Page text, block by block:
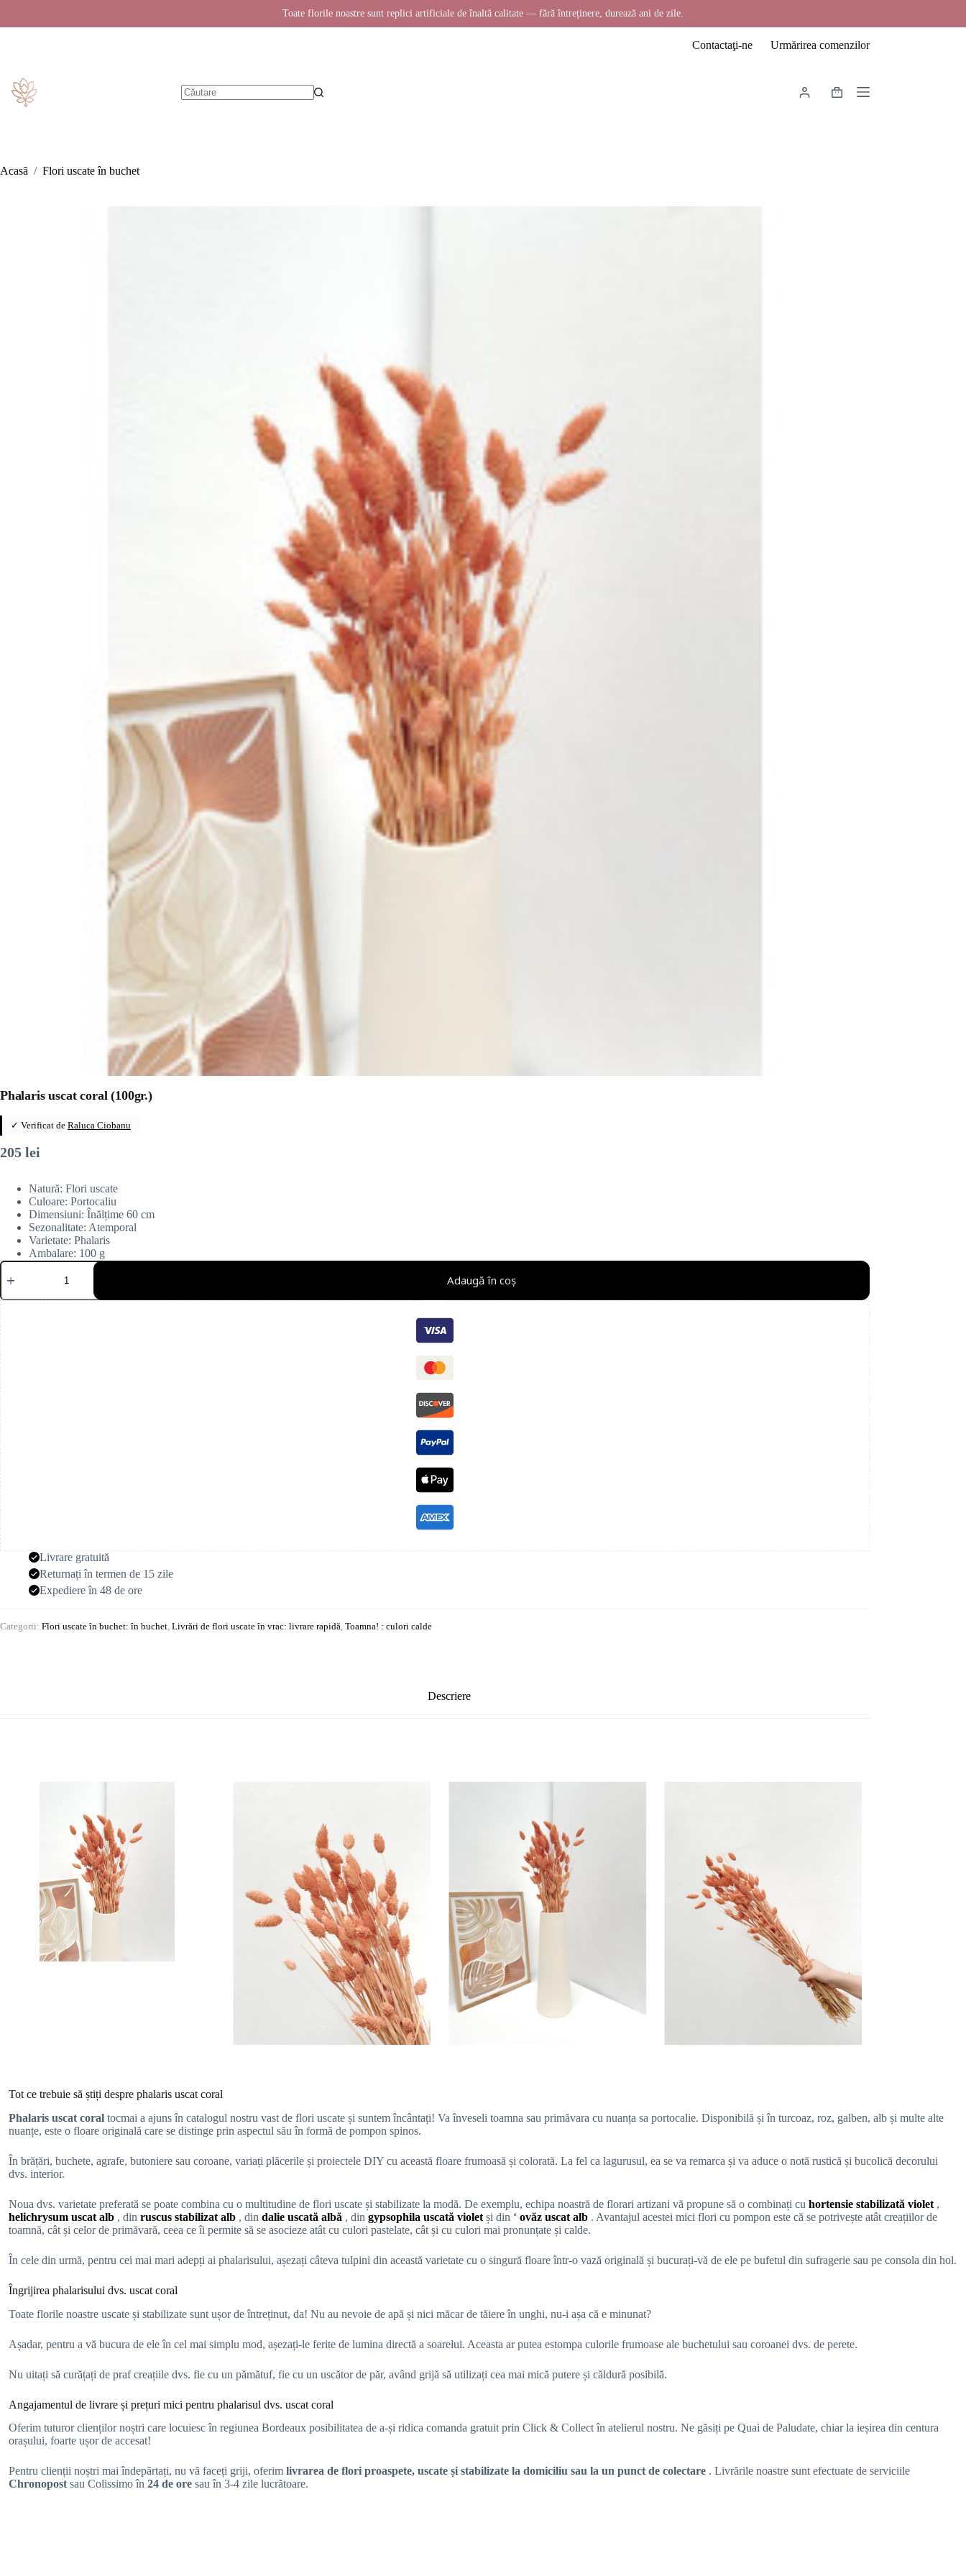
Toate florile noastre sunt replici artificiale de înaltă calitate — fără întreținere, durează ani de zile.
Contactaţi-ne Urmărirea comenzilor
Coș
Acasă / Flori uscate în buchet
Phalaris uscat coral (100gr.)
✓ Verificat de Raluca Ciobanu
205 lei
Natură: Flori uscate
Culoare: Portocaliu
Dimensiuni: Înălțime 60 cm
Sezonalitate: Atemporal
Varietate: Phalaris
Ambalare: 100 g
Cantitate
Phalaris
coral
(100gr.)
Adaugă în coș
Livrare gratuită
Returnați în termen de 15 zile
Expediere în 48 de ore
Categorii: Flori uscate în buchet: în buchet Livrări de flori uscate în vrac: livrare rapidă Toamna! : culori calde
Descriere
Tot ce trebuie să știți despre phalaris uscat coral
Phalaris uscat coral tocmai a ajuns în catalogul nostru vast de flori uscate și suntem încântați! Va înveseli toamna sau primăvara cu nuanța sa portocalie. Disponibilă și în turcoaz, roz, galben, alb și multe alte
nuanțe, este o floare originală care se distinge prin aspectul său în formă de pompon spinos.
În brățări, buchete, agrafe, butoniere sau coroane, variați plăcerile și proiectele DIY cu această floare frumoasă și colorată. La fel ca lagurusul, ea se va remarca și va aduce o notă rustică și bucolică decorului
dvs. interior.
Noua dvs. varietate preferată se poate combina cu o multitudine de flori uscate și stabilizate la modă. De exemplu, echipa noastră de florari artizani vă propune să o combinați cu hortensie stabilizată violet ,
helichrysum uscat alb , din ruscus stabilizat alb , din dalie uscată albă , din gypsophila uscată violet și din ‘ ovăz uscat alb . Avantajul acestei mici flori cu pompon este că se potrivește atât creațiilor de
toamnă, cât și celor de primăvară, ceea ce îi permite să se asocieze atât cu culori pastelate, cât și cu culori mai pronunțate și calde.
În cele din urmă, pentru cei mai mari adepți ai phalarisului, așezați câteva tulpini din această varietate cu o singură floare într-o vază originală și bucurați-vă de ele pe bufetul din sufragerie sau pe consola din hol.
Îngrijirea phalarisului dvs. uscat coral
Toate florile noastre uscate și stabilizate sunt ușor de întreținut, da! Nu au nevoie de apă și nici măcar de tăiere în unghi, nu-i așa că e minunat?
Așadar, pentru a vă bucura de ele în cel mai simplu mod, așezați-le ferite de lumina directă a soarelui. Aceasta ar putea estompa culorile frumoase ale buchetului sau coroanei dvs. de perete.
Nu uitați să curățați de praf creațiile dvs. fie cu un pămătuf, fie cu un uscător de păr, având grijă să utilizați cea mai mică putere și căldură posibilă.
Angajamentul de livrare și prețuri mici pentru phalarisul dvs. uscat coral
Oferim tuturor clienților noștri care locuiesc în regiunea Bordeaux posibilitatea de a-și ridica comanda gratuit prin Click & Collect în atelierul nostru. Ne găsiți pe Quai de Paludate, chiar la ieșirea din centura
orașului, foarte ușor de accesat!
Pentru clienții noștri mai îndepărtați, nu vă faceți griji, oferim livrarea de flori proaspete, uscate și stabilizate la domiciliu sau la un punct de colectare . Livrările noastre sunt efectuate de serviciile
Chronopost sau Colissimo în 24 de ore sau în 3-4 zile lucrătoare.